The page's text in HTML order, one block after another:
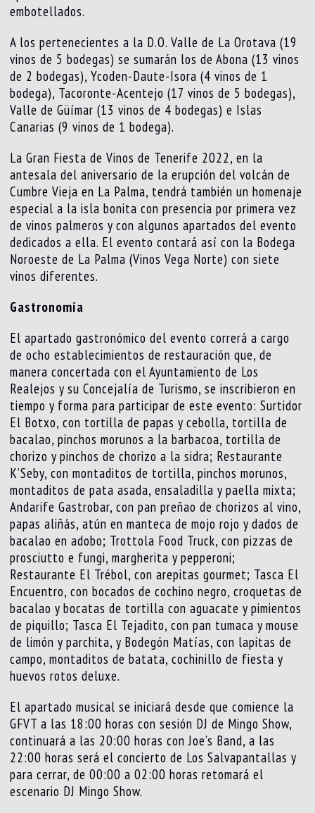
embotellados.
A los pertenecientes a la D.O. Valle de La Orotava (19
vinos de 5 bodegas) se sumarán los de Abona (13 vinos
de 2 bodegas), Ycoden-Daute-Isora (4 vinos de 1
bodega), Tacoronte-Acentejo (17 vinos de 5 bodegas),
Valle de Güímar (13 vinos de 4 bodegas) e Islas
Canarias (9 vinos de 1 bodega).
La Gran Fiesta de Vinos de Tenerife 2022, en la
antesala del aniversario de la erupción del volcán de
Cumbre Vieja en La Palma, tendrá también un homenaje
especial a la isla bonita con presencia por primera vez
de vinos palmeros y con algunos apartados del evento
dedicados a ella. El evento contará así con la Bodega
Noroeste de La Palma (Vinos Vega Norte) con siete
vinos diferentes.
Gastronomía
El apartado gastronómico del evento correrá a cargo
de ocho establecimientos de restauración que, de
manera concertada con el Ayuntamiento de Los
Realejos y su Concejalía de Turismo, se inscribieron en
tiempo y forma para participar de este evento: Surtidor
El Botxo, con tortilla de papas y cebolla, tortilla de
bacalao, pinchos morunos a la barbacoa, tortilla de
chorizo y pinchos de chorizo a la sidra; Restaurante
K’Seby, con montaditos de tortilla, pinchos morunos,
montaditos de pata asada, ensaladilla y paella mixta;
Andarife Gastrobar, con pan preñao de chorizos al vino,
papas aliñás, atún en manteca de mojo rojo y dados de
bacalao en adobo; Trottola Food Truck, con pizzas de
prosciutto e fungi, margherita y pepperoni;
Restaurante El Trébol, con arepitas gourmet; Tasca El
Encuentro, con bocados de cochino negro, croquetas de
bacalao y bocatas de tortilla con aguacate y pimientos
de piquillo; Tasca El Tejadito, con pan tumaca y mouse
de limón y parchita, y Bodegón Matías, con lapitas de
campo, montaditos de batata, cochinillo de fiesta y
huevos rotos deluxe.
El apartado musical se iniciará desde que comience la
GFVT a las 18:00 horas con sesión DJ de Mingo Show,
continuará a las 20:00 horas con Joe’s Band, a las
22:00 horas será el concierto de Los Salvapantallas y
para cerrar, de 00:00 a 02:00 horas retomará el
escenario DJ Mingo Show.